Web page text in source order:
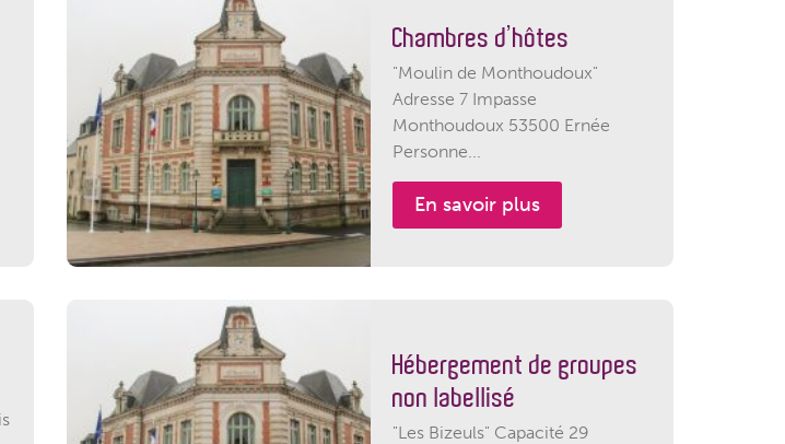
Chambres d’hôtes
"Moulin de Monthoudoux"
Adresse 7 Impasse
Monthoudoux 53500 Ernée
Personne...
En savoir plus
Hébergement de groupes
non labellisé
"Les Bizeuls" Capacité 29